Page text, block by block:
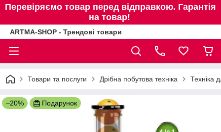
Перевіряємо товар перед відправкою. Гарантія
на товар!
ARTMA-SHOP - Трендові товари
Товари та послуги Дрібна побутова техніка Техніка
–20% Подарунок